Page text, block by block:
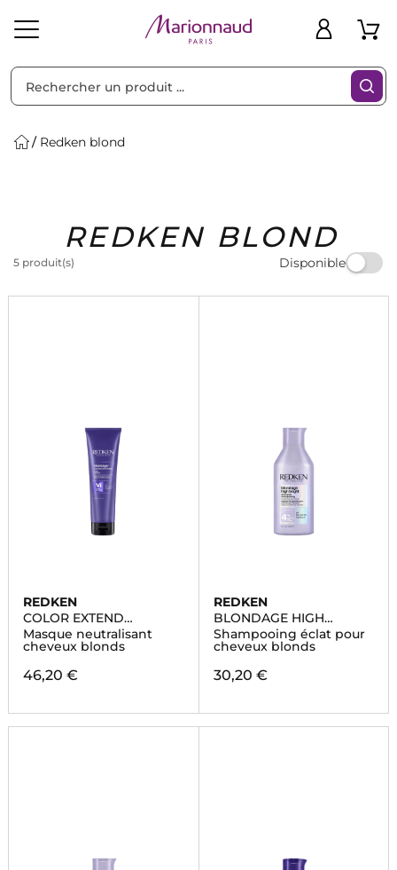
Solaire Homme Marques Idées
Cadeaux
Bons
Plans
Redken blond
REDKEN BLOND
5 produit(s) Disponible
Filtres
REDKEN
COLOR EXTEND
BLONDAGE
Masque neutralisant
cheveux blonds
46,20 €
REDKEN
BLONDAGE HIGH
BRIGHT
Shampooing éclat pour
cheveux blonds
30,20 €